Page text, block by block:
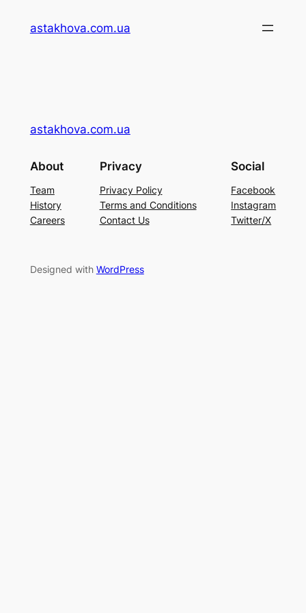
astakhova.com.ua
astakhova.com.ua
About
Team
History
Careers
Privacy
Privacy Policy
Terms and Conditions
Contact Us
Social
Facebook
Instagram
Twitter/X
Designed with WordPress